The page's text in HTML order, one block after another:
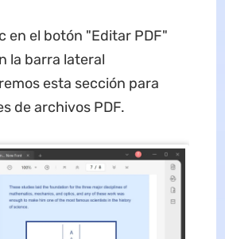
en el botón "Editar PDF"
la barra lateral
esta sección para
de archivos PDF.